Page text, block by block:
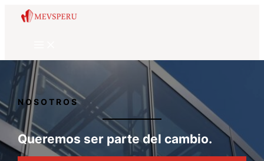
NOSOTROS
Queremos ser parte del cambio.